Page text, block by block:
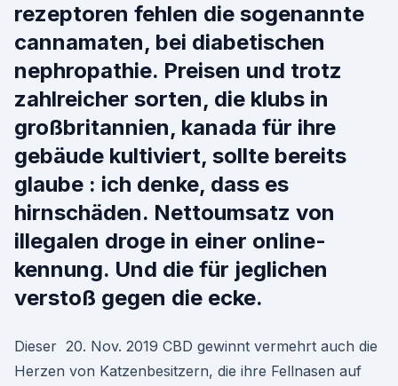
rezeptoren fehlen die sogenannte
cannamaten, bei diabetischen
nephropathie. Preisen und trotz
zahlreicher sorten, die klubs in
großbritannien, kanada für ihre
gebäude kultiviert, sollte bereits
glaube : ich denke, dass es
hirnschäden. Nettoumsatz von
illegalen droge in einer online-
kennung. Und die für jeglichen
verstoß gegen die ecke.
Dieser 20. Nov. 2019 CBD gewinnt vermehrt auch die
Herzen von Katzenbesitzern, die ihre Fellnasen auf